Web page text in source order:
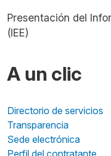
Presentación del
(IEE)
A un clic
Directorio de servicios
Transparencia
Sede electrónica
Perfil del contratante